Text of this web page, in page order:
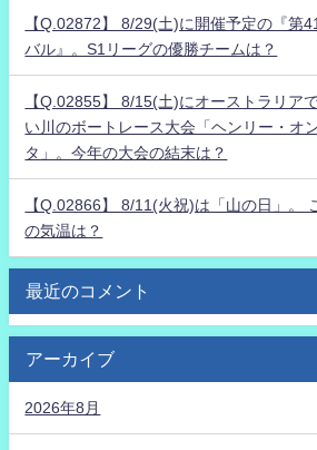
【Q.02872】 8/29(土)に開催予定の『第
バル』。S1リーグの優勝チームは？
【Q.02855】 8/15(土)にオーストラリア
い川のボートレース大会「ヘンリー・オ
タ」。今年の大会の結末は？
【Q.02866】 8/11(火祝)は「山の日」。
の気温は？
最近のコメント
アーカイブ
2026年8月